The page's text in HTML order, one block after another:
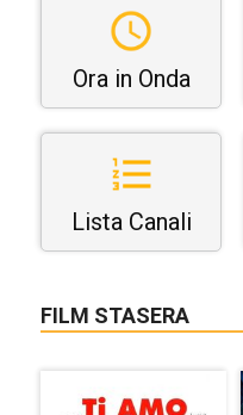
Ora in Onda
Lista Canali
FILM STASERA